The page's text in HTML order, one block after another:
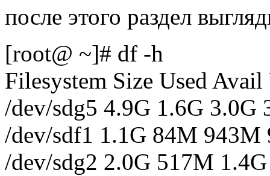
после этого раздел
[root@ ~]# df -h
Filesystem Size Used
/dev/sdg5 4.9G 1.6G 3.0G
/dev/sdf1 1.1G 84M 943M
/dev/sdg2 2.0G 517M